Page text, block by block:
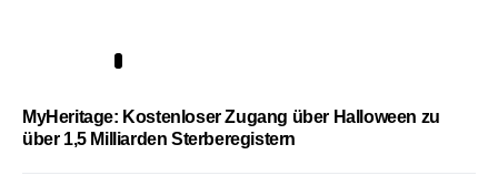
MyHeritage: Kostenloser Zugang über Halloween zu
über 1,5 Milliarden Sterberegistern